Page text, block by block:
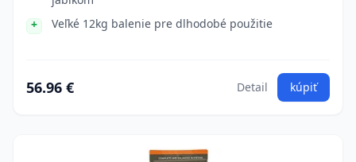
Veľké 12kg balenie pre dlhodobé použitie
56.96 € Detail kúpiť